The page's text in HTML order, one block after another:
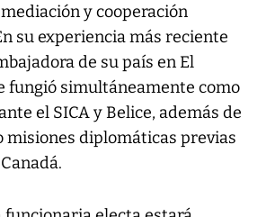
y cooperación
su experiencia más reciente
de su país en El
fungió simultáneamente como
el SICA y Belice, además de
misiones diplomáticas previas